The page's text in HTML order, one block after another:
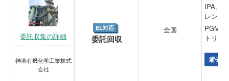
委託収集の詳細
神港有機化学工業株式
会社
EL対応
委託回収
全国
IPA、
レン、
PGME
トリル
電子